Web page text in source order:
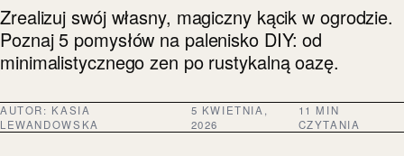
Zrealizuj swój własny, magiczny kącik w ogrodzie.
Poznaj 5 pomysłów na palenisko DIY: od
minimalistycznego zen po rustykalną oazę.
AUTOR: KASIA
LEWANDOWSKA
5 KWIETNIA,
2026
11 MIN
CZYTANIA